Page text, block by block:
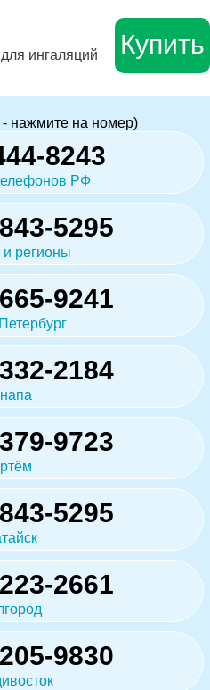
ингаляций
Купить
- нажмите на номер)
8243
РФ
5295
и регионы
9241
2184
9723
5295
2661
9830